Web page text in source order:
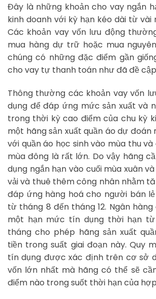
Đây là những khoản cho vay ngắn
kinh doanh với kỳ hạn kéo dài từ vài
Các khoản vay vốn lưu động
mua hàng dự trữ hoặc mua
chúng có những đặc điểm gần
cho vay tự thanh toán như đã đề
Thông thường các khoản vay vốn
dụng để đáp ứng mức sản xuất và
trong thời kỳ cao điểm của chu kỳ
một hãng sản xuất quần áo dự đoán
với quần áo học sinh vào mùa thu
mùa đông là rất lớn. Do vậy hãng
dụng ngắn hạn vào cuối mùa xuân
vải và thuê thêm công nhân nhằm
đáp ứng hàng hoá cho người bán
từ tháng 8 đến tháng 12. Ngân
một hạn mức tín dụng thời hạn
tháng cho phép hãng sản xuất
tiền trong suất giai đoạn này. Quy
tín dụng được xác định trên cơ sở
vốn lớn nhất mà hãng có thể sẽ
điểm nào trong suốt thời hạn của